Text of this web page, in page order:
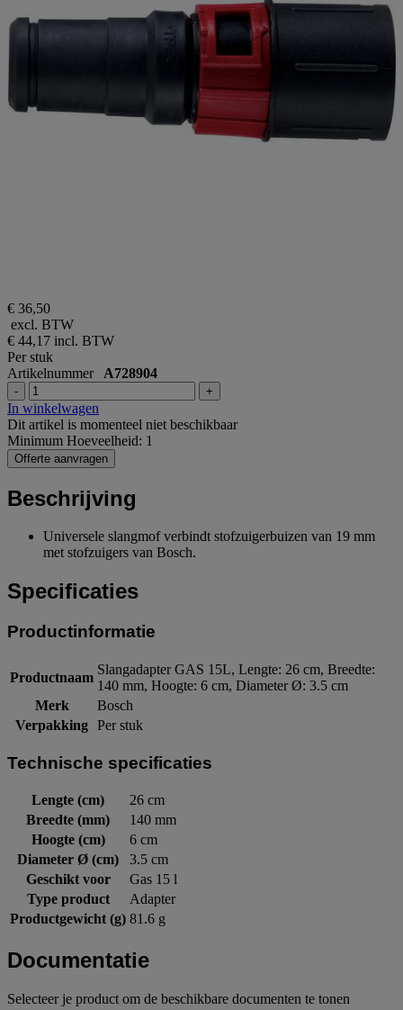
€ 36,50
excl. BTW
€ 44,17 incl. BTW
Per stuk
Artikelnummer A728904
- +
In winkelwagen
Dit artikel is momenteel niet beschikbaar
Minimum Hoeveelheid: 1
Offerte aanvragen
Beschrijving
Universele slangmof verbindt stofzuigerbuizen van 19 mm
met stofzuigers van Bosch.
Specificaties
Productinformatie
Productnaam
Slangadapter GAS 15L, Lengte: 26 cm, Breedte:
140 mm, Hoogte: 6 cm, Diameter Ø: 3.5 cm
Merk
Bosch
Verpakking Per stuk
Technische specificaties
Lengte (cm)
26 cm
Breedte (mm)
140 mm
Hoogte (cm)
6 cm
Diameter Ø (cm)
3.5 cm
Geschikt voor
Gas 15 l
Type product
Adapter
Productgewicht (g) 81.6 g
Documentatie
Selecteer je product om de beschikbare documenten te tonen